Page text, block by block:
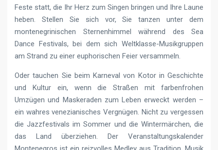
Feste statt, die Ihr Herz zum Singen bringen und Ihre Laune
heben. Stellen Sie sich vor, Sie tanzen unter dem
montenegrinischen Sternenhimmel während des Sea
Dance Festivals, bei dem sich Weltklasse-Musikgruppen
am Strand zu einer euphorischen Feier versammeln.
Oder tauchen Sie beim Karneval von Kotor in Geschichte
und Kultur ein, wenn die Straßen mit farbenfrohen
Umzügen und Maskeraden zum Leben erweckt werden –
ein wahres venezianisches Vergnügen. Nicht zu vergessen
die Jazzfestivals im Sommer und die Wintermärchen, die
das Land überziehen. Der Veranstaltungskalender